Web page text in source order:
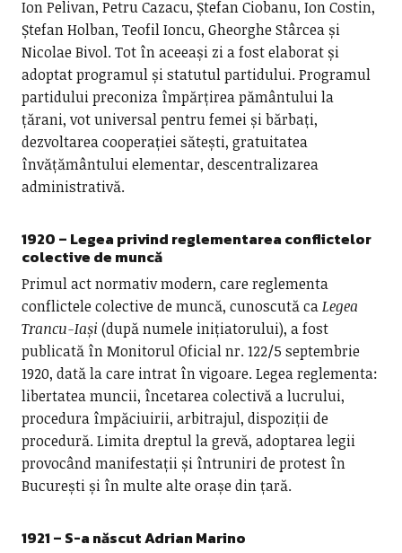
Ion Pelivan, Petru Cazacu, Ștefan Ciobanu, Ion Costin,
Ștefan Holban, Teofil Ioncu, Gheorghe Stârcea și
Nicolae Bivol. Tot în aceeași zi a fost elaborat și
adoptat programul și statutul partidului. Programul
partidului preconiza împărțirea pământului la
țărani, vot universal pentru femei și bărbați,
dezvoltarea cooperației sătești, gratuitatea
învățământului elementar, descentralizarea
administrativă.
1920 – Legea privind reglementarea conflictelor
colective de muncă
Primul act normativ modern, care reglementa
conflictele colective de muncă, cunoscută caLegea
Trancu-Iași (după numele inițiatorului), a fost
publicată în Monitorul Oficial nr. 122/5 septembrie
1920, dată la care intrat în vigoare. Legea reglementa:
libertatea muncii, încetarea colectivă a lucrului,
procedura împăciuirii, arbitrajul, dispoziții de
procedură. Limita dreptul la grevă, adoptarea legii
provocând manifestații și întruniri de protest în
București și în multe alte orașe din țară.
1921 – S-a născutAdrian Marino